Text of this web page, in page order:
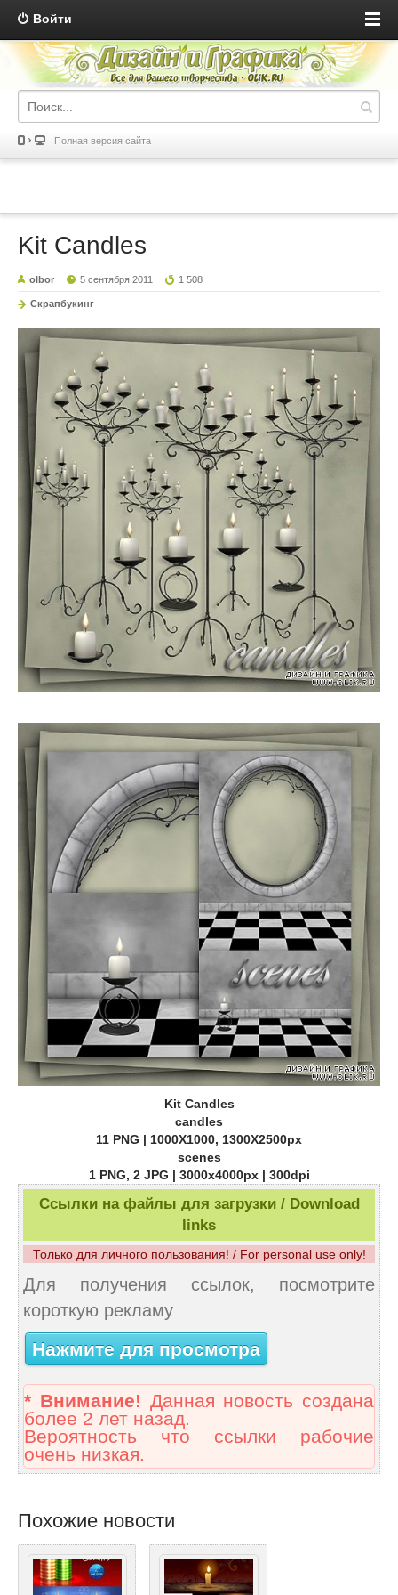
Войти
Полная версия сайта
Kit Candles
olbor 5 сентября 2011 1 508
Скрапбукинг
Kit Candles
candles
11 PNG | 1000X1000, 1300X2500px
scenes
1 PNG, 2 JPG | 3000x4000px | 300dpi
Ссылки на файлы для загрузки / Download
links
Только для личного пользования! / For personal use only!
Для получения ссылок, посмотрите
короткую рекламу
Нажмите для просмотра
* Внимание! Данная новость создана
более 2 лет назад.
Вероятность что ссылки рабочие
очень низкая.
Похожие новости